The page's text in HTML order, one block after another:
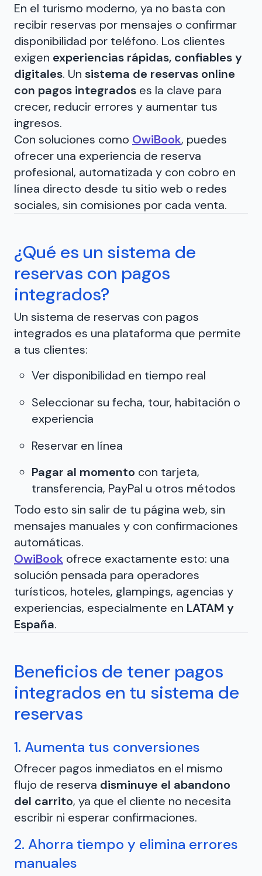
En el turismo moderno, ya no basta con
recibir reservas por mensajes o confirmar
disponibilidad por teléfono. Los clientes
exigen experiencias rápidas, confiables y
digitales. Un sistema de reservas online
con pagos integrados es la clave para
crecer, reducir errores y aumentar tus
ingresos.
Con soluciones como OwiBook, puedes
ofrecer una experiencia de reserva
profesional, automatizada y con cobro en
línea directo desde tu sitio web o redes
sociales, sin comisiones por cada venta.
¿Qué es un sistema de
reservas con pagos
integrados?
Un sistema de reservas con pagos
integrados es una plataforma que permite
a tus clientes:
Ver disponibilidad en tiempo real
Seleccionar su fecha, tour, habitación o
experiencia
Reservar en línea
Pagar al momento con tarjeta,
transferencia, PayPal u otros métodos
Todo esto sin salir de tu página web, sin
mensajes manuales y con confirmaciones
automáticas.
OwiBook ofrece exactamente esto: una
solución pensada para operadores
turísticos, hoteles, glampings, agencias y
experiencias, especialmente en LATAM y
España.
Beneficios de tener pagos
integrados en tu sistema de
reservas
1. Aumenta tus conversiones
Ofrecer pagos inmediatos en el mismo
flujo de reserva disminuye el abandono
del carrito, ya que el cliente no necesita
escribir ni esperar confirmaciones.
2. Ahorra tiempo y elimina errores
manuales